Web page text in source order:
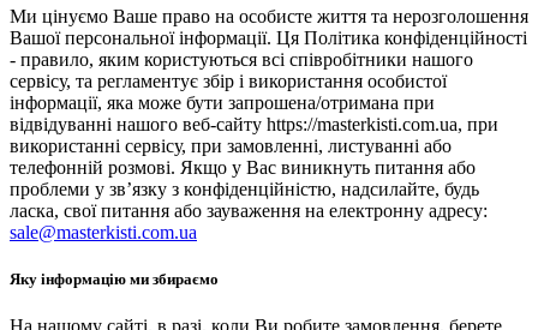
Ми цінуємо Ваше право на особисте життя та нерозголошення
Вашої персональної інформації. Ця Політика конфіденційності
- правило, яким користуються всі співробітники нашого
сервісу, та регламентує збір і використання особистої
інформації, яка може бути запрошена/отримана при
відвідуванні нашого веб-сайту https://masterkisti.com.ua, при
використанні сервісу, при замовленні, листуванні або
телефонній розмові. Якщо у Вас виникнуть питання або
проблеми у зв’язку з конфіденційністю, надсилайте, будь
ласка, свої питання або зауваження на електронну адресу:
sale@masterkisti.com.ua
Яку інформацію ми збираємо